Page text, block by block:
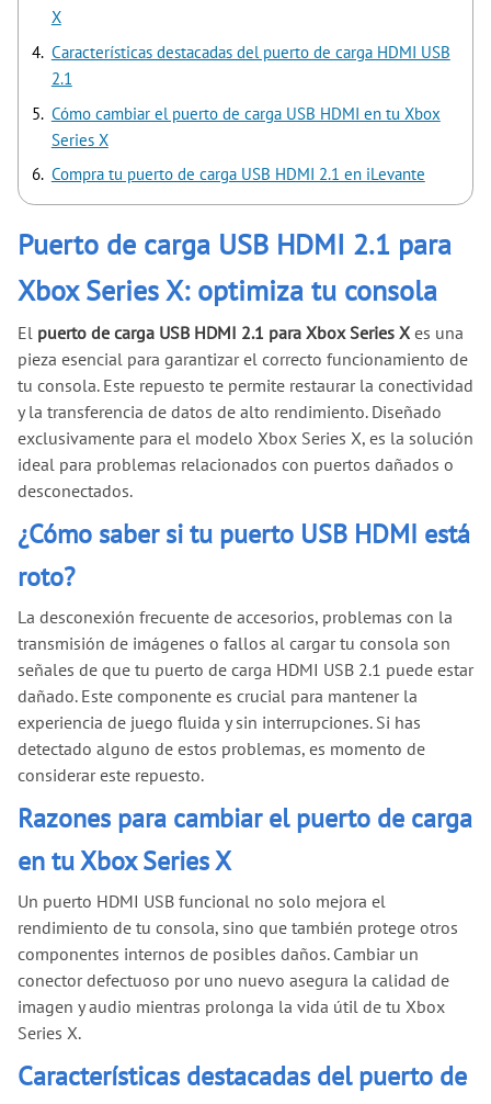
X
Características destacadas del puerto de carga HDMI USB
2.1
Cómo cambiar el puerto de carga USB HDMI en tu Xbox
Series X
Compra tu puerto de carga USB HDMI 2.1 en iLevante
Puerto de carga USB HDMI 2.1 para
Xbox Series X: optimiza tu consola
El puerto de carga USB HDMI 2.1 para Xbox Series X es una
pieza esencial para garantizar el correcto funcionamiento de
tu consola. Este repuesto te permite restaurar la conectividad
y la transferencia de datos de alto rendimiento. Diseñado
exclusivamente para el modelo Xbox Series X, es la solución
ideal para problemas relacionados con puertos dañados o
desconectados.
¿Cómo saber si tu puerto USB HDMI está
roto?
La desconexión frecuente de accesorios, problemas con la
transmisión de imágenes o fallos al cargar tu consola son
señales de que tu puerto de carga HDMI USB 2.1 puede estar
dañado. Este componente es crucial para mantener la
experiencia de juego fluida y sin interrupciones. Si has
detectado alguno de estos problemas, es momento de
considerar este repuesto.
Razones para cambiar el puerto de carga
en tu Xbox Series X
Un puerto HDMI USB funcional no solo mejora el
rendimiento de tu consola, sino que también protege otros
componentes internos de posibles daños. Cambiar un
conector defectuoso por uno nuevo asegura la calidad de
imagen y audio mientras prolonga la vida útil de tu Xbox
Series X.
Características destacadas del puerto de